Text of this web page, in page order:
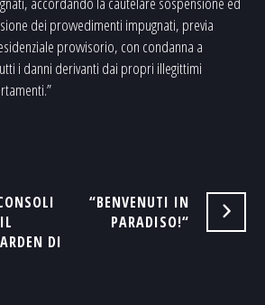
dei provvedimenti impugnati, previa
provvisorio, con condanna a
i danni derivanti dai propri illegittimi
DI
“BENVENUTI IN
PARADISO!“